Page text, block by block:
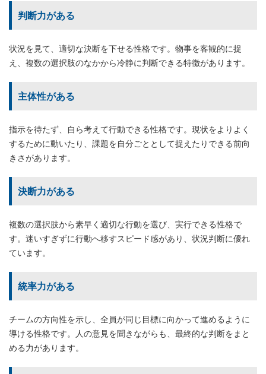
判断力がある
状況を見て、適切な決断を下せる性格です。物事を客観的に捉
え、複数の選択肢のなかから冷静に判断できる特徴があります。
主体性がある
指示を待たず、自ら考えて行動できる性格です。現状をよりよく
するために動いたり、課題を自分ごととして捉えたりできる前向
きさがあります。
決断力がある
複数の選択肢から素早く適切な行動を選び、実行できる性格で
す。迷いすぎずに行動へ移すスピード感があり、状況判断に優れ
ています。
統率力がある
チームの方向性を示し、全員が同じ目標に向かって進めるように
導ける性格です。人の意見を聞きながらも、最終的な判断をまと
める力があります。